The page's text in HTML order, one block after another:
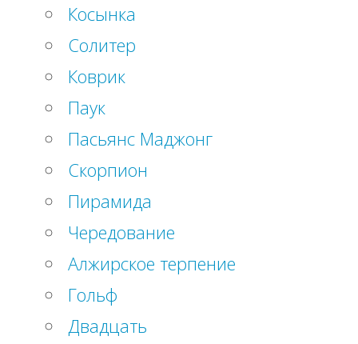
Косынка
Солитер
Коврик
Паук
Пасьянс Маджонг
Скорпион
Пирамида
Чередование
Алжирское терпение
Гольф
Двадцать